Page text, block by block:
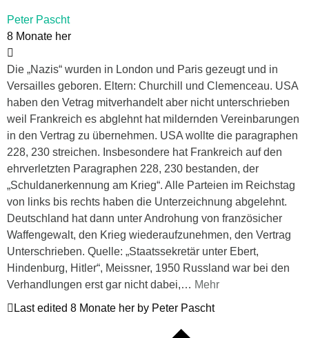
Peter Pascht
8 Monate her
Die „Nazis“ wurden in London und Paris gezeugt und in
Versailles geboren. Eltern: Churchill und Clemenceau. USA
haben den Vetrag mitverhandelt aber nicht unterschrieben
weil Frankreich es abglehnt hat mildernden Vereinbarungen
in den Vertrag zu übernehmen. USA wollte die paragraphen
228, 230 streichen. Insbesondere hat Frankreich auf den
ehrverletzten Paragraphen 228, 230 bestanden, der
„Schuldanerkennung am Krieg“. Alle Parteien im Reichstag
von links bis rechts haben die Unterzeichnung abgelehnt.
Deutschland hat dann unter Androhung von französicher
Waffengewalt, den Krieg wiederaufzunehmen, den Vertrag
Unterschrieben. Quelle: „Staatssekretär unter Ebert,
Hindenburg, Hitler“, Meissner, 1950 Russland war bei den
Verhandlungen erst gar nicht dabei,… Mehr
Last edited 8 Monate her by Peter Pascht